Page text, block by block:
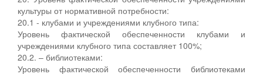
культуры от нормативной потребности:
20.1 - клубами и учреждениями клубного типа:
Уровень фактической обеспеченности клубами и
учреждениями клубного типа составляет 100%;
20.2. – библиотеками:
Уровень фактической обеспеченности библиотеками